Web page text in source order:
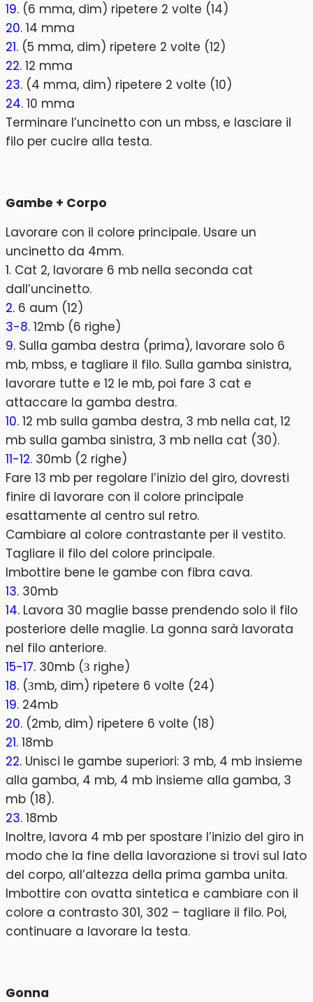
19. (6 mma, dim) ripetere 2 volte (14)
20. 14 mma
21. (5 mma, dim) ripetere 2 volte (12)
22. 12 mma
23. (4 mma, dim) ripetere 2 volte (10)
24. 10 mma
Terminare l’uncinetto con un mbss, e lasciare il
filo per cucire alla testa.
Gambe + Corpo
Lavorare con il colore principale. Usare un
uncinetto da 4mm.
1. Cat 2, lavorare 6 mb nella seconda cat
dall’uncinetto.
2. 6 aum (12)
3-8. 12mb (6 righe)
9. Sulla gamba destra (prima), lavorare solo 6
mb, mbss, e tagliare il filo. Sulla gamba sinistra,
lavorare tutte e 12 le mb, poi fare 3 cat e
attaccare la gamba destra.
10. 12 mb sulla gamba destra, 3 mb nella cat, 12
mb sulla gamba sinistra, 3 mb nella cat (30).
11-12. 30mb (2 righe)
Fare 13 mb per regolare l’inizio del giro, dovresti
finire di lavorare con il colore principale
esattamente al centro sul retro.
Cambiare al colore contrastante per il vestito.
Tagliare il filo del colore principale.
Imbottire bene le gambe con fibra cava.
13. 30mb
14. Lavora 30 maglie basse prendendo solo il filo
posteriore delle maglie. La gonna sarà lavorata
nel filo anteriore.
15-17. 30mb (З righe)
18. (Зmb, dim) ripetere 6 volte (24)
19. 24mb
20. (2mb, dim) ripetere 6 volte (18)
21. 18mb
22. Unisci le gambe superiori: 3 mb, 4 mb insieme
alla gamba, 4 mb, 4 mb insieme alla gamba, 3
mb (18).
23. 18mb
Inoltre, lavora 4 mb per spostare l’inizio del giro in
modo che la fine della lavorazione si trovi sul lato
del corpo, all’altezza della prima gamba unita.
Imbottire con ovatta sintetica e cambiare con il
colore a contrasto 301, 302 – tagliare il filo. Poi,
continuare a lavorare la testa.
Gonna